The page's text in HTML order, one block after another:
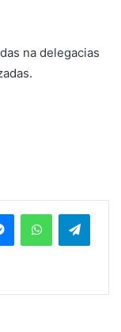
na delegacias